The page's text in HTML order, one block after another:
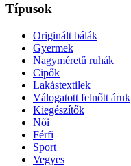
Típusok
Originált bálák
Gyermek
Nagyméretű ruhák
Cipők
Lakástextilek
Válogatott felnőtt áruk
Kiegészítők
Női
Férfi
Sport
Vegyes